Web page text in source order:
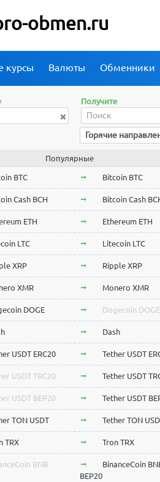
obmen.ru
курсы Валюты Обменники
Получите
Горячие
Популярные
BTC Bitcoin BTC
Cash BCH Bitcoin Cash
ETH Ethereum ETH
LTC Litecoin LTC
XRP Ripple XRP
XMR Monero XMR
DOGE Dogecoin DOGE
Dash
USDT ERC20 Tether USDT
USDT TRC20 Tether USDT
USDT BEP20 Tether USDT
TON USDT Tether TON
TRX Tron TRX
BNB
BinanceCoin
BEP20